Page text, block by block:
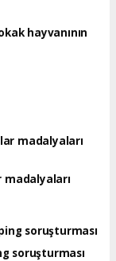
hayvanının
soruşturması